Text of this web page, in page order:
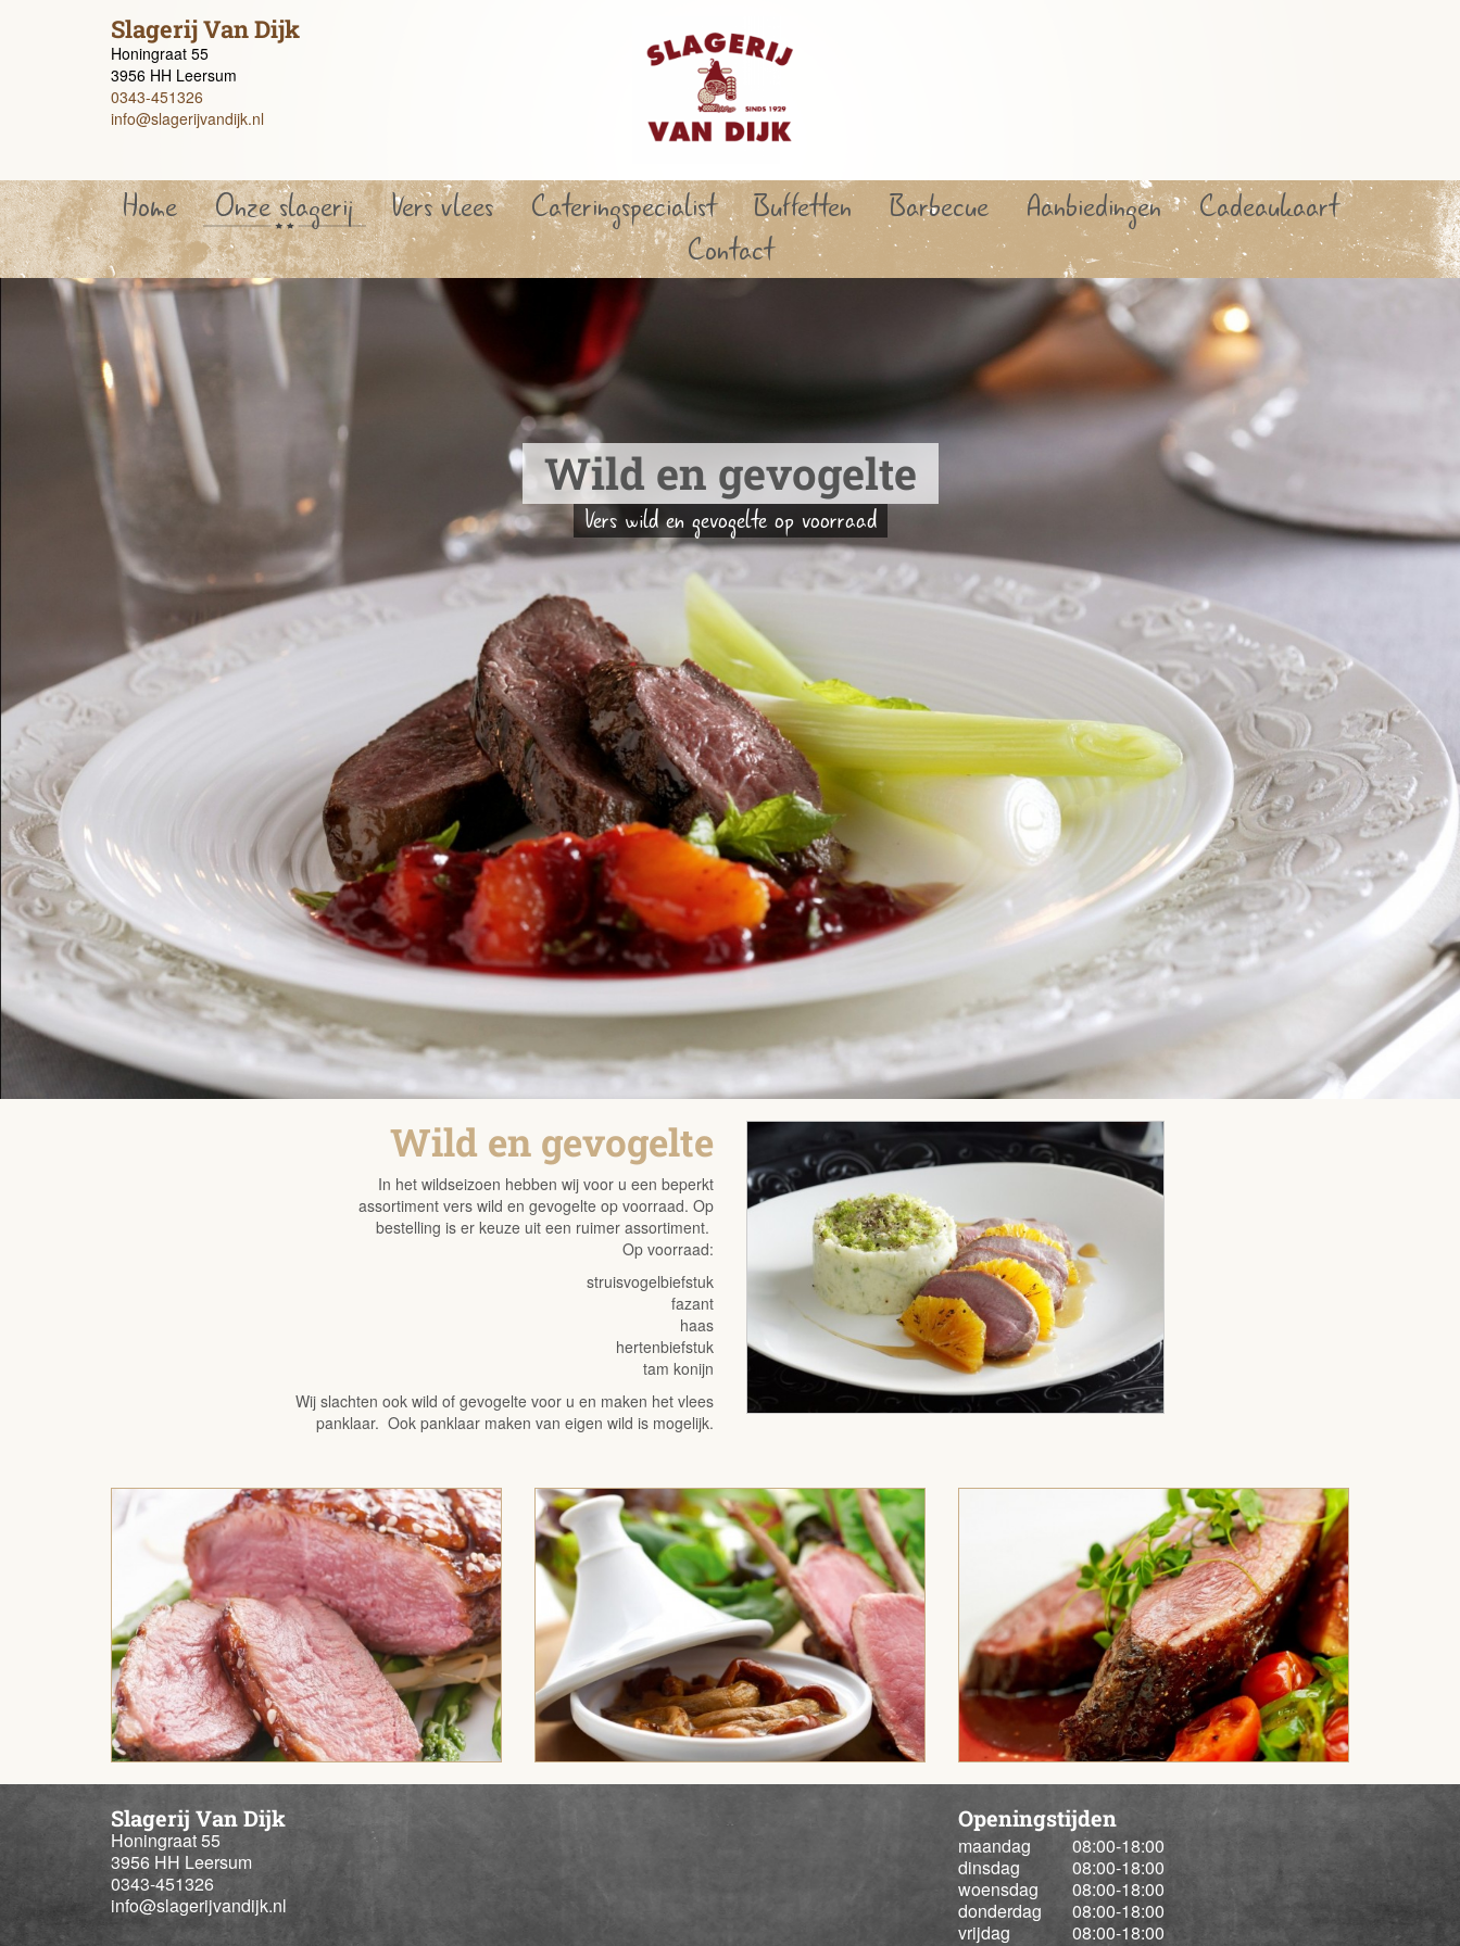
Slagerij Van Dijk
Honingraat 55
3956 HH Leersum
0343-451326
info@slagerijvandijk.nl
Home Onze slagerij Vers vlees Cateringspecialist Buffetten Barbecue Aanbiedingen
Cadeaukaart
Contact
Wild en gevogelte
Vers wild en gevogelte op voorraad
Wild en gevogelte
In het wildseizoen hebben wij voor u een beperkt
assortiment vers wild en gevogelte op voorraad. Op
bestelling is er keuze uit een ruimer assortiment.
Op voorraad:
struisvogelbiefstuk
fazant
haas
hertenbiefstuk
tam konijn
Wij slachten ook wild of gevogelte voor u en maken het vlees
panklaar. Ook panklaar maken van eigen wild is mogelijk.
Slagerij Van Dijk
Honingraat 55
3956 HH Leersum
0343-451326
info@slagerijvandijk.nl
Openingstijden
maandag 08:00-18:00
dinsdag
08:00-18:00
woensdag
08:00-18:00
donderdag
08:00-18:00
vrijdag
08:00-18:00